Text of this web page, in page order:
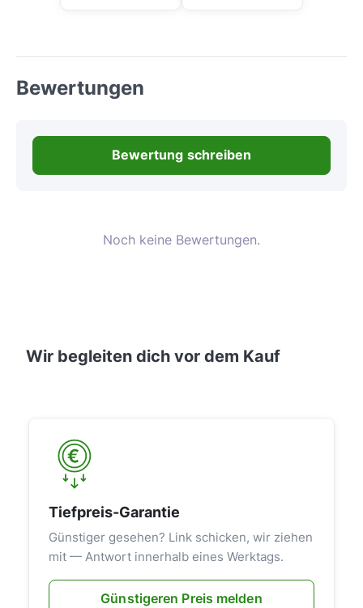
Bewertungen
Bewertung schreiben
Noch keine Bewertungen.
Wir begleiten dich vor dem Kauf
Tiefpreis-Garantie
Günstiger gesehen? Link schicken, wir ziehen
mit — Antwort innerhalb eines Werktags.
Günstigeren Preis melden